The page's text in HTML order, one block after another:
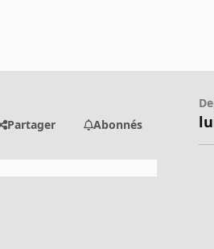
slide
carousel slide
Partager Abonnés